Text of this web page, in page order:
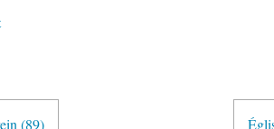
(89)